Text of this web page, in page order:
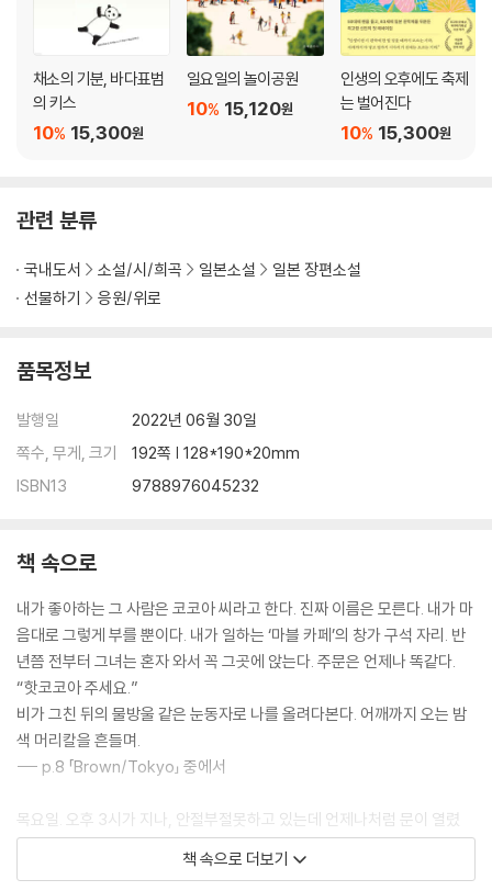
채소의 기분, 바다표범
의 키스
15,300원
10%
일요일의 놀이공원
15,120원
10%
인생의 오후에도 축제
는 벌어진다
15,300원
10%
관련 분류
국내도서 소설/시/희곡 일본소설
일본 장편소설
선물하기
응원/위로
품목정보
발행일
2022년 06월 30일
쪽수, 무게, 크기
192쪽 | 128*190*20mm
ISBN13
9788976045232
책 속으로
내가 좋아하는 그 사람은 코코아 씨라고 한다. 진짜 이름은 모른다. 내가 마
음대로 그렇게 부를 뿐이다. 내가 일하는 ‘마블 카페’의 창가 구석 자리. 반
년쯤 전부터 그녀는 혼자 와서 꼭 그곳에 앉는다. 주문은 언제나 똑같다.
“핫코코아 주세요.”
비가 그친 뒤의 물방울 같은 눈동자로 나를 올려다본다. 어깨까지 오는 밤
색 머리칼을 흔들며.
--- p.8 「Brown/Tokyo」 중에서
목요일. 오후 3시가 지나, 안절부절못하고 있는데 언제나처럼 문이 열렸
다. 하지만 코코아 씨는 평소와 달랐다. 녹초가 되어서 토트백을 멘 어깨를
축 늘어뜨리고 있다. 하필 그녀가 좋아하는 자리에는 먼저 온 손님이 있었
책 속으로 더보기